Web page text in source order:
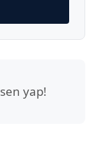
yap!